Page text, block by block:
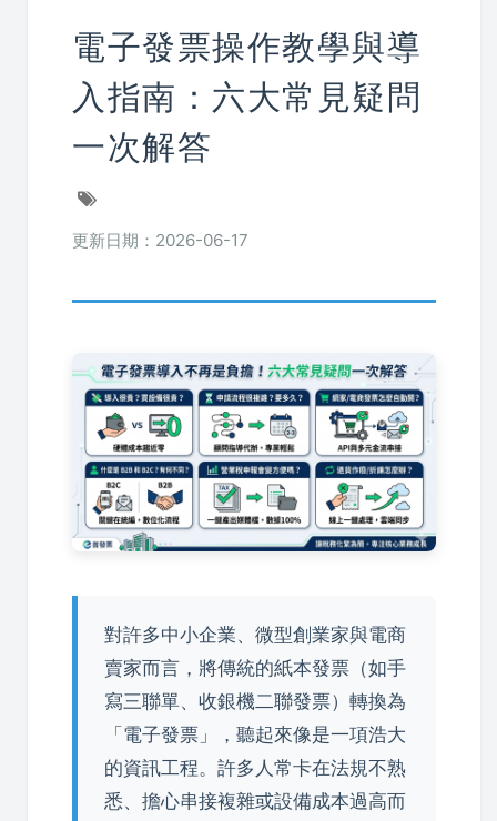
電子發票操作教學與導
入指南：六大常見疑問
一次解答
更新日期：2026-06-17
對許多中小企業、微型創業家與電商
賣家而言，將傳統的紙本發票（如手
寫三聯單、收銀機二聯發票）轉換為
「電子發票」，聽起來像是一項浩大
的資訊工程。許多人常卡在法規不熟
悉、擔心串接複雜或設備成本過高而